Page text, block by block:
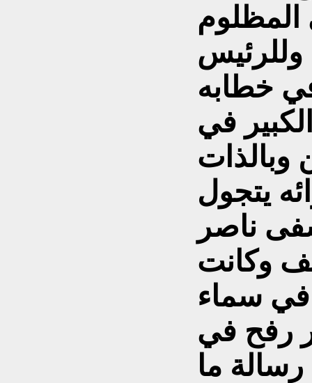
خطابه
في
يتجول
ناصر
وكانت
سماء
رفح في
رسالة ما